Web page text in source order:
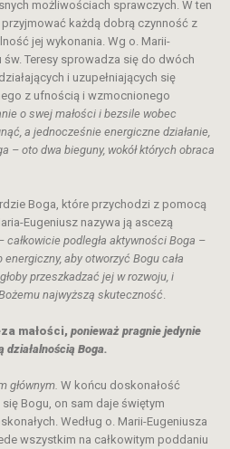
możliwościach sprawczych. W ten
każdą dobrą czynność z
jej wykonania. Wg o. Marii-
św. Teresy sprowadza się do dwóch
i uzupełniających się
z ufnością i wzmocnionego
o swej małości i bezsile wobec
a jednocześnie energiczne działanie,
– oto dwa bieguny, wokół których obraca
Boga, które przychodzi z pomocą
Eugeniusz nazywa ją ascezą
całkowicie podległa aktywności Boga –
aby otworzyć Bogu cała
przeszkadzać jej w rozwoju, i
najwyższą skuteczność.
małości, ponieważ pragnie jedynie
działalnością Boga.
głównym. W końcu doskonałość
Bogu, on sam daje świętym
Według o. Marii-Eugeniusza
wszystkim na całkowitym poddaniu